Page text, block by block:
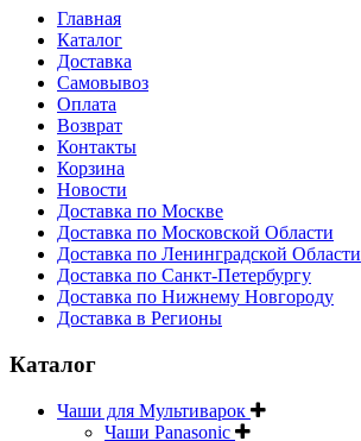
Главная
Каталог
Доставка
Самовывоз
Оплата
Возврат
Контакты
Корзина
Новости
Доставка по Москве
Доставка по Московской Области
Доставка по Ленинградской Области
Доставка по Санкт-Петербургу
Доставка по Нижнему Новгороду
Доставка в Регионы
Каталог
Чаши для Мультиварок
Чаши Panasonic